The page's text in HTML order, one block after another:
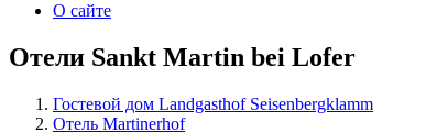
О сайте
Отели Sankt Martin bei Lofer
Гостевой дом Landgasthof Seisenbergklamm
Отель Martinerhof